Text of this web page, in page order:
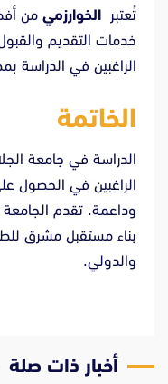
تُعتبر الخوارزمي من
خدمات التقديم
الراغبين في الدراسة
الخاتمة
الدراسة في جامعة
الراغبين في الحصول
وداعمة. تقدم
بناء مستقبل مشرق
والدولي.
‫أخبار ذات صلة